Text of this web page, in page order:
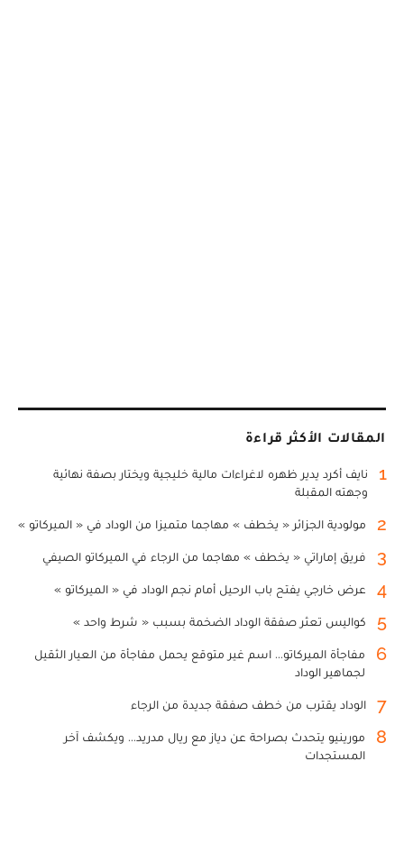
المقالات الأكثر قراءة
1
نايف أكرد يدير ظهره لاغراءات مالية خليجية ويختار بصفة نهائية
وجهته المقبلة
2 مولودية الجزائر « يخطف » مهاجما متميزا من الوداد في « الميركاتو »
3 فريق إماراتي « يخطف » مهاجما من الرجاء في الميركاتو الصيفي
4 عرض خارجي يفتح باب الرحيل أمام نجم الوداد في « الميركاتو »
5 كواليس تعثر صفقة الوداد الضخمة بسبب « شرط واحد »
6
مفاجأة الميركاتو... اسم غير متوقع يحمل مفاجأة من العيار الثقيل
لجماهير الوداد
7 الوداد يقترب من خطف صفقة جديدة من الرجاء
8
مورينيو يتحدث بصراحة عن دياز مع ريال مدريد... ويكشف آخر
المستجدات